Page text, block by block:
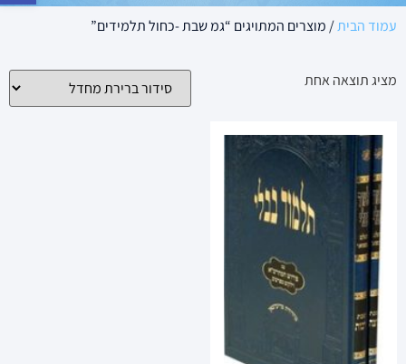
עמוד הבית/ מוצרים המתויגים “גמ שבת -כחול תלמידים”
מציג תוצאה אחת